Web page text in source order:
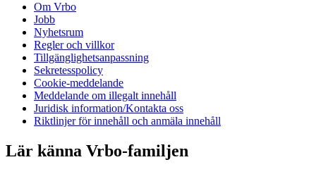
Om Vrbo
Jobb
Nyhetsrum
Regler och villkor
Tillgänglighetsanpassning
Sekretesspolicy
Cookie-meddelande
Meddelande om illegalt innehåll
Juridisk information/Kontakta oss
Riktlinjer för innehåll och anmäla innehåll
Lär känna Vrbo-familjen